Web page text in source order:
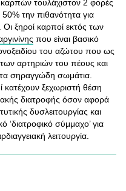
τουλάχιστον 2 φορές
την πιθανότητα για
ξηροί καρποί εκτός των
που είναι βασικό
του αζώτου που ως
αρτηριών του πέους και
σηραγγώδη σωμάτια.
κατέχουν ξεχωριστή θέση
διατροφής όσον αφορά
δυσλειτουργίας και
σύμμαχο’ για
λειτουργία.